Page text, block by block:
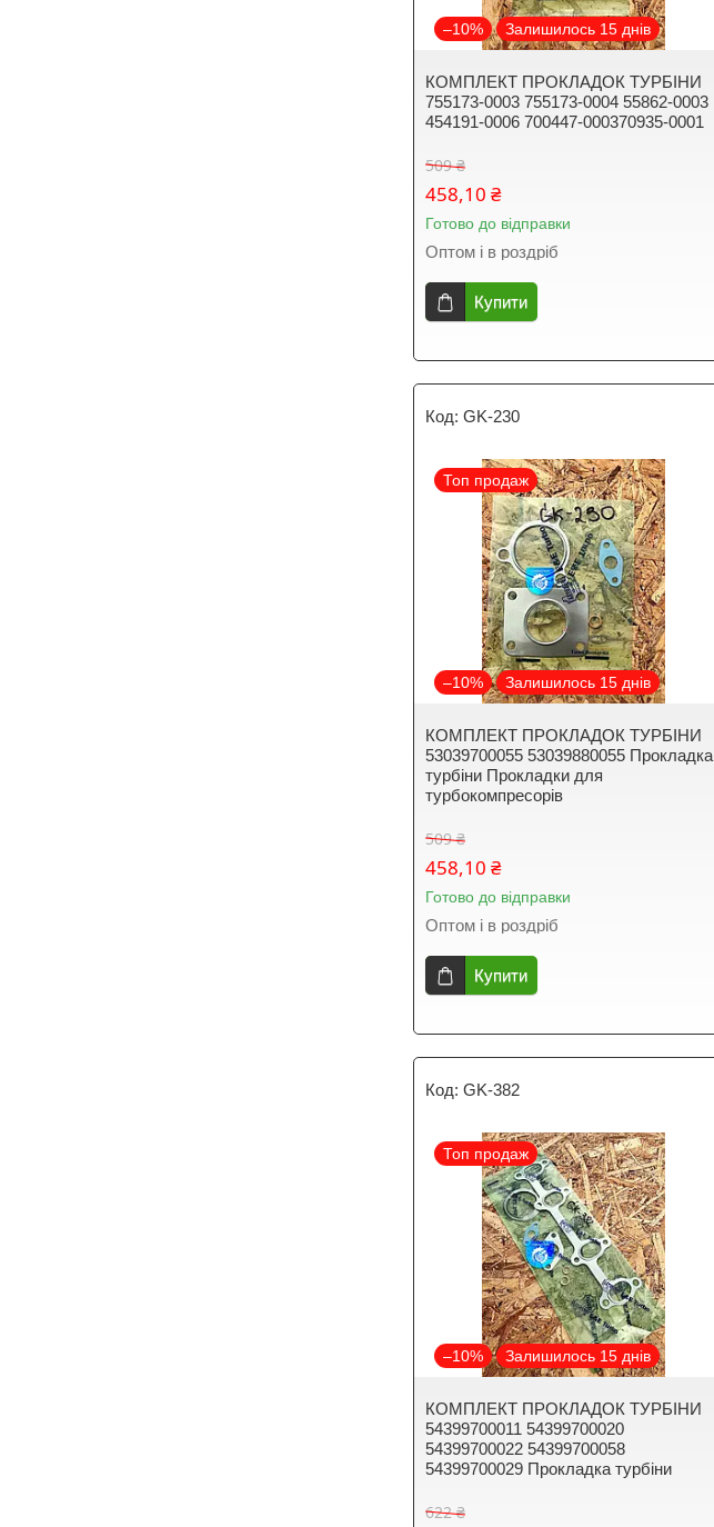
–10% Залишилось 15 днів
КОМПЛЕКТ ПРОКЛАДОК ТУРБІНИ
755173-0003 755173-0004 55862-0003
454191-0006 700447-000370935-0001
509 ₴
458,10 ₴
Готово до відправки
Оптом і в роздріб
Купити
GK-230
Топ продаж
–10% Залишилось 15 днів
КОМПЛЕКТ ПРОКЛАДОК ТУРБІНИ
53039700055 53039880055 Прокладка
турбіни Прокладки для
турбокомпресорів
509 ₴
458,10 ₴
Готово до відправки
Оптом і в роздріб
Купити
GK-382
Топ продаж
–10% Залишилось 15 днів
КОМПЛЕКТ ПРОКЛАДОК ТУРБІНИ
54399700011 54399700020
54399700022 54399700058
54399700029 Прокладка турбіни
622 ₴